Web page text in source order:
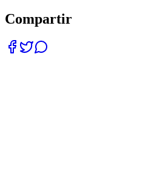
Compartir